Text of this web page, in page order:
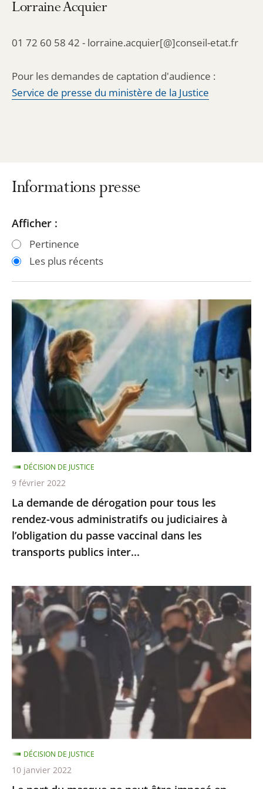
Lorraine Acquier
01 72 60 58 42 - lorraine.acquier[@]conseil-etat.fr
Pour les demandes de captation d'audience :
Service de presse du ministère de la Justice
Informations presse
Passer
les
filtres
après
Passer
les
filtres
avant
Afficher :
Pertinence
Les plus récents
La
demande
de
dérogation
pour
tous
les
rendez-
vous
administratifs
ou
judiciaires
à
l’obligation
du
passe
dans
les
transports
publics
inter...
La demande de dérogation pour tous les
rendez-vous administratifs ou judiciaires à
l’obligation du passe vaccinal dans les
transports publics inter...
DÉCISION DE JUSTICE
9 février 2022
Le
port
du
masque
ne
peut
imposé
extérieur
qu’à
certaines
DÉCISION DE JUSTICE
10 janvier 2022